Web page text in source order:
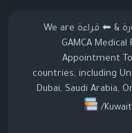
& ⬅ قراءة We are
GAMCA
Appointment
countries, including
Dubai, Saudi Arabia,